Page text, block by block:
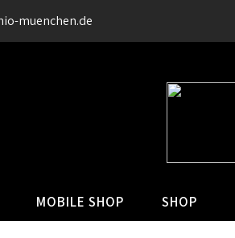
muenchen.de
MOBILE SHOP SHOP